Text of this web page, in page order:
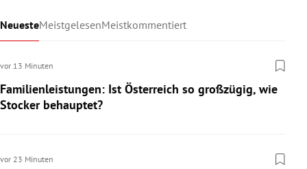
NeuesteMeistgelesenMeistkommentiert
vor 13 Minuten
Familienleistungen: Ist Österreich so großzügig, wie
Stocker behauptet?
vor 23 Minuten